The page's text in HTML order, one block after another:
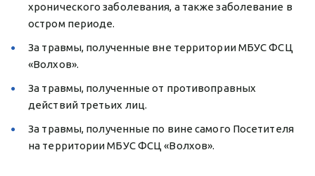
хронического заболевания, а также заболевание в
остром периоде.
За травмы, полученные вне территории МБУС ФСЦ
«Волхов».
За травмы, полученные от противоправных
действий третьих лиц.
За травмы, полученные по вине самого Посетителя
на территории МБУС ФСЦ «Волхов».